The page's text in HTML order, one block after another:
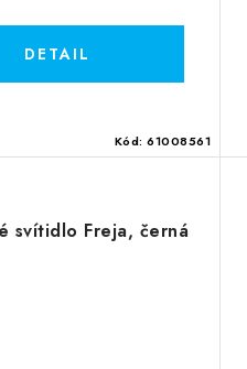
Kód: 61008561
svítidlo Freja, černá